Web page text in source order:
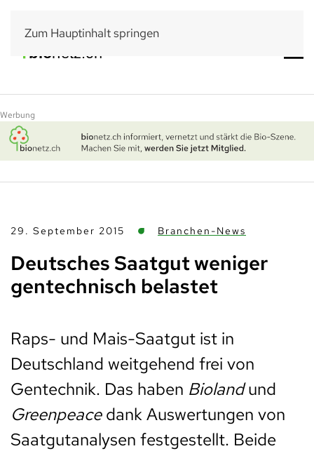
Zum Hauptinhalt springen
Werbung
29. September 2015 Branchen-News
Deutsches Saatgut weniger
gentechnisch belastet
Raps- und Mais-Saatgut ist in
Deutschland weitgehend frei von
Gentechnik. Das haben Biolandund
Greenpeacedank Auswertungen von
Saatgutanalysen festgestellt. Beide